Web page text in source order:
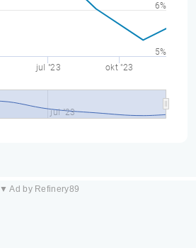
jul "23 okt "23
jul "23
5%
6%
▼ Ad by Refinery89